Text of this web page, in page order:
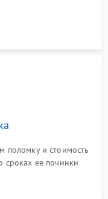
поломку и стоимость
сроках ее починки